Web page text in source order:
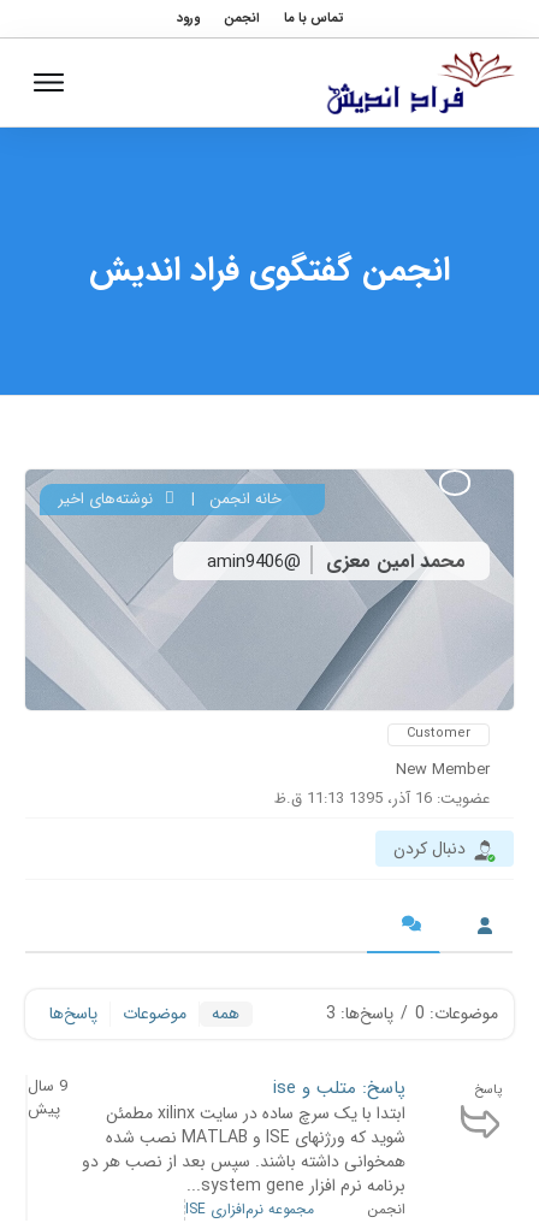
تماس با ما انجمن ورود
انجمن گفتگوی فراد اندیش
محمد امین معزی @amin9406
خانه انجمن | نوشته‌های اخیر
Customer
New Member
عضویت: 16 آذر، 1395 11:13 ق.ظ
دنبال کردن
موضوعات: 0 / پاسخ‌ها: 3 همه موضوعات پاسخ‌ها
پاسخ پاسخ: متلب و ise
ابتدا با یک سرچ ساده در سایت xilinx مطمئن
شوید که ورژنهای ISE و MATLAB نصب شده
همخوانی داشته باشند. سپس بعد از نصب هر دو
برنامه نرم افزار system gene...
9 سال
پیش
انجمن مجموعه نرم‌افزاری ISE